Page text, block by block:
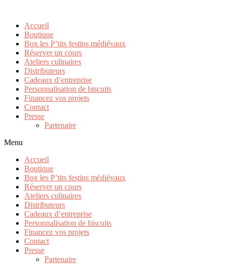
Accueil
Boutique
Box les P’tits festins médiévaux
Réserver un cours
Ateliers culinaires
Distributeurs
Cadeaux d’entreprise
Personnalisation de biscuits
Financez vos projets
Contact
Presse
Partenaire
Menu
Accueil
Boutique
Box les P’tits festins médiévaux
Réserver un cours
Ateliers culinaires
Distributeurs
Cadeaux d’entreprise
Personnalisation de biscuits
Financez vos projets
Contact
Presse
Partenaire